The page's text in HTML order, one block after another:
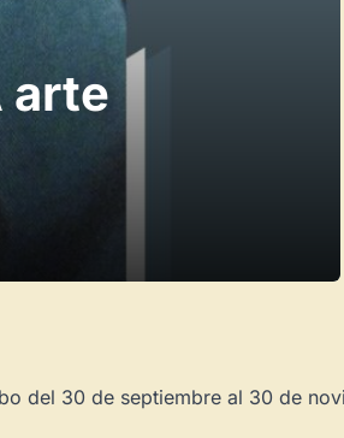
arte
del 30 de septiembre al 30 de